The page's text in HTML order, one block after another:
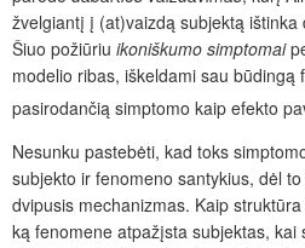
žvelgiantį į (at)vaizdą subjektą ištinka
Šiuo požiūriu ikoniškumo simptomai
modelio ribas, iškeldami sau būdingą
pasirodančią simptomo kaip efekto
Nesunku pastebėti, kad toks
subjekto ir fenomeno santykius, dėl
dvipusis mechanizmas. Kaip
ką fenomene atpažįsta subjektas,